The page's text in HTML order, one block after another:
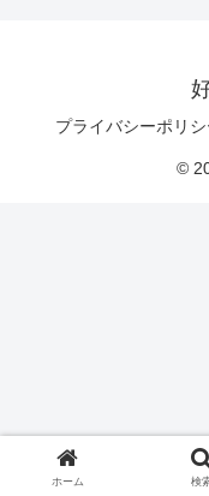
プライバシーポリシ
©
ホーム 検